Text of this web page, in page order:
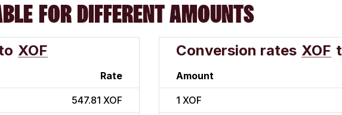
FOR DIFFERENT AMOUNTS
XOF
Rate
547.81 XOF
Conversion rates XOF
Amount
1 XOF